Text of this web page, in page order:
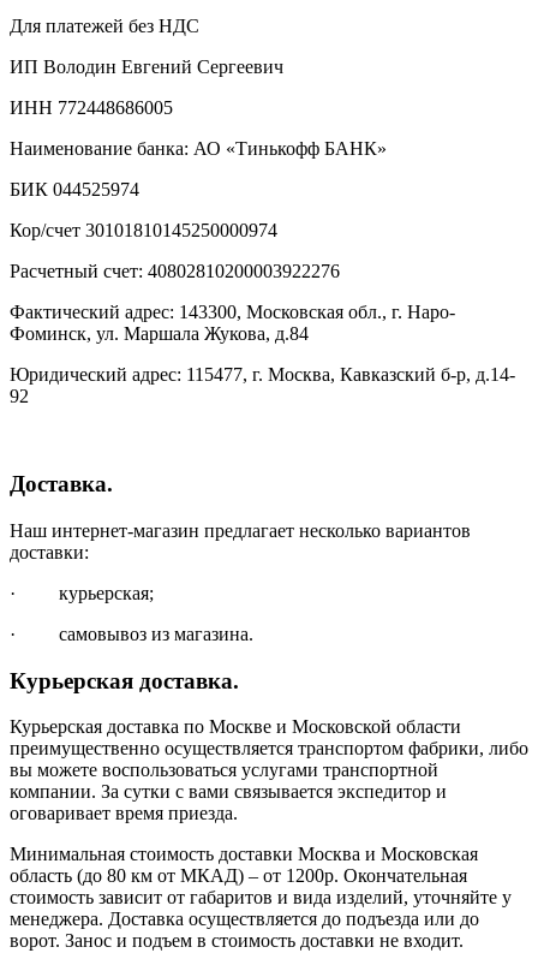
Для платежей без НДС
ИП Володин Евгений Сергеевич
ИНН 772448686005
Наименование банка: АО «Тинькофф БАНК»
БИК 044525974
Кор/счет 30101810145250000974
Расчетный счет: 40802810200003922276
Фактический адрес: 143300, Московская обл., г. Наро-
Фоминск, ул. Маршала Жукова, д.84
Юридический адрес: 115477, г. Москва, Кавказский б-р, д.14-
92
Доставка.
Наш интернет-магазин предлагает несколько вариантов
доставки:
· курьерская;
· самовывоз из магазина.
Курьерская доставка.
Курьерская доставка по Москве и Московской области
преимущественно осуществляется транспортом фабрики, либо
вы можете воспользоваться услугами транспортной
компании. За сутки с вами связывается экспедитор и
оговаривает время приезда.
Минимальная стоимость доставки Москва и Московская
область (до 80 км от МКАД) – от 1200р. Окончательная
стоимость зависит от габаритов и вида изделий, уточняйте у
менеджера. Доставка осуществляется до подъезда или до
ворот. Занос и подъем в стоимость доставки не входит.